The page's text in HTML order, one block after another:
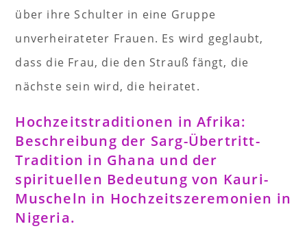
über ihre Schulter in eine Gruppe
unverheirateter Frauen. Es wird geglaubt,
dass die Frau, die den Strauß fängt, die
nächste sein wird, die heiratet.
Hochzeitstraditionen in Afrika:
Beschreibung der Sarg-Übertritt-
Tradition in Ghana und der
spirituellen Bedeutung von Kauri-
Muscheln in Hochzeitszeremonien in
Nigeria.